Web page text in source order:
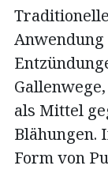
als Mittel
Blähungen.
Form von